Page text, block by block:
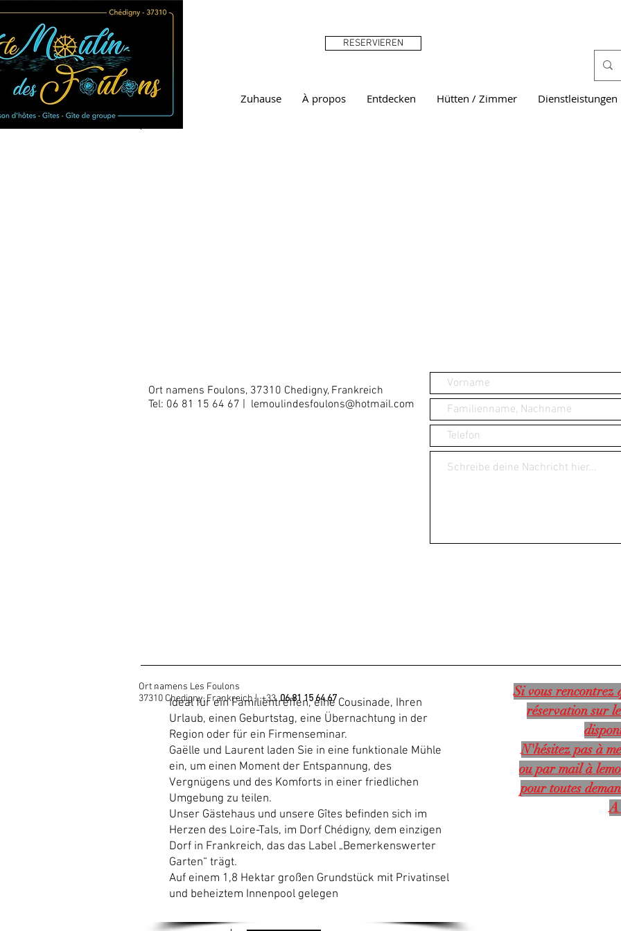
RESERVIEREN
Zuhause À propos Entdecken Hütten / Zimmer Dienstleistungen
Ort namens Foulons, 37310 Chedigny, Frankreich
Tel: 06 81 15 64 67 |
lemoulindesfoulons@hotmail.com
Ort namens Les Foulons
37310 Chedigny, Frankreich | +3306 81 15 64 67
Si vous rencontrez
réservation sur
N'hésitez pas à
ou par mail à
pour toutes
A
Ideal für ein Familientreffen, eine Cousinade, Ihren
Urlaub, einen Geburtstag, eine Übernachtung in der
Region oder für ein Firmenseminar.
Gaëlle und Laurent laden Sie in eine funktionale Mühle
ein, um einen Moment der Entspannung, des
Vergnügens und des Komforts in einer friedlichen
Umgebung zu teilen.
Unser Gästehaus und unsere Gîtes befinden sich im
Herzen des Loire-Tals, im Dorf Chédigny, dem einzigen
Dorf in Frankreich, das das Label „Bemerkenswerter
Garten“ trägt.
Auf einem 1,8 Hektar großen Grundstück mit Privatinsel
und beheiztem Innenpool gelegen